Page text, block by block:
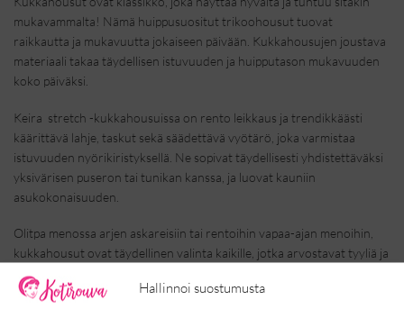
Hallinnoi suostumusta
mukavammalta! Nämä huippusuositut trikoohousut tuovat
raikkautta ja mukavuutta jokaiseen päivään. Kukkahousujen joustava
materiaali takaa täydellisen istuvuuden ja huipputason mukavuuden
koko päiväksi.
Keira stretch -kukkahousuissa on rento leikkaus ja trendikkäästi
käärittävä lahje, taskut sekä säädettävä vyötärö, joka varmistaa
istuvuuden nyörikiristyksellä. Ne sopivat täydellisesti yhdistettäväksi
yksivärisen puseron tai tunikan kanssa, ja luovat kauniin
asukokonaisuuden.
Olitpa menossa arjen askareisiin tai rentoihin vapaa-ajan menoihin,
kukkahousut ovat täydellinen valinta kaikille, jotka arvostavat tyyliä ja
mukavuutta. Nämä housut ovat ajaton valinta erityisesti kevään ja
kesän sesonkiin!